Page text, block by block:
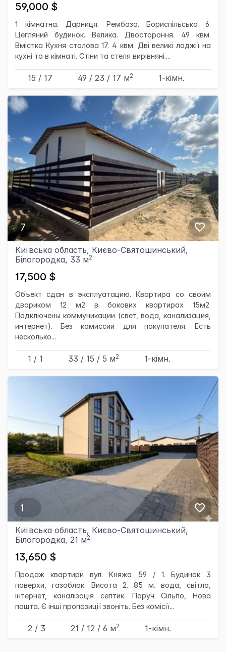
59,000 $
1 кімнатна. Дарниця. Рембаза. Бориспільська 6.
Цегляний будинок. Велика. Двостороння. 49 квм.
Вмістка Кухня столова 17. 4 квм. Дві великі лоджії на
кухні та в кімнаті. Стіни та стеля вирівняні....
15 / 17 49 / 23 / 17 м2 1-кімн.
7
Київська область, Києво-Святошинський,
Білогородка, 33 м2
17,500 $
Объект сдан в эксплуатацию. Квартира со своим
двориком 12 м2 в бокових квартирах 15м2.
Подключены коммуникации (свет, вода, канализация,
интернет). Без комиссии для покупателя. Есть
несколько...
1 / 1 33 / 15 / 5 м2 1-кімн.
1
Київська область, Києво-Святошинський,
Білогородка, 21 м2
13,650 $
Продаж квартири вул. Княжа 59 / 1. Будинок 3
поверхи, газоблок. Висота 2. 85 м. вода, світло,
інтернет, каналізація септик. Поруч Сільпо, Нова
пошта. Є інші пропозиції звоніть. Без комісії...
2 / 3 21 / 12 / 6 м2 1-кімн.